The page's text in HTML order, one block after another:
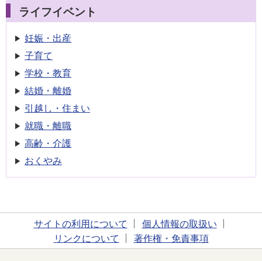
ライフイベント
妊娠・出産
子育て
学校・教育
結婚・離婚
引越し・住まい
就職・離職
高齢・介護
おくやみ
サイトの利用について
個人情報の取扱い
リンクについて
著作権・免責事項